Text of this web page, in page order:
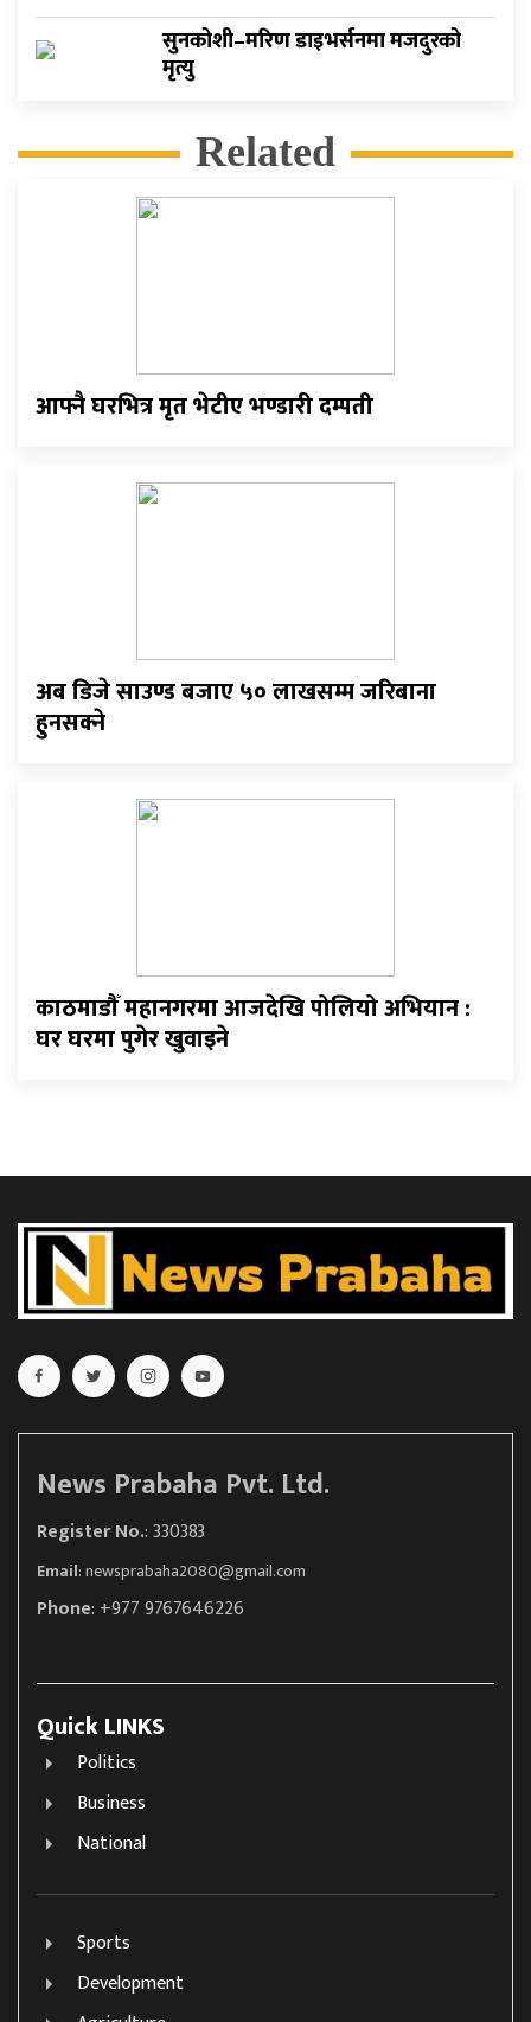
सुनकोशी–मरिण डाइभर्सनमा मजदुरको
मृत्यु
Related
आफ्नै घरभित्र मृत भेटीए भण्डारी दम्पती
अब डिजे साउण्ड बजाए ५० लाखसम्म जरिबाना
हुनसक्ने
काठमाडौँ महानगरमा आजदेखि पोलियो अभियान :
घर घरमा पुगेर खुवाइने
News Prabaha Pvt. Ltd.
Register No.: 330383
Email:newsprabaha2080@gmail.com
Phone: +977 9767646226
Quick LINKS
Politics
Business
National
Sports
Development